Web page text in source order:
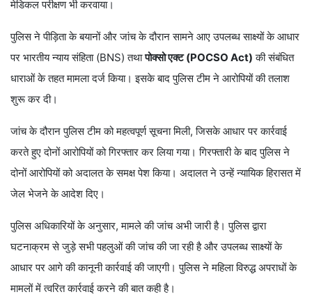
मेडिकल परीक्षण भी करवाया।
पुलिस ने पीड़िता के बयानों और जांच के दौरान सामने आए उपलब्ध साक्ष्यों के आधार
पर भारतीय न्याय संहिता (BNS) तथापोक्सो एक्ट (POCSO Act) की संबंधित
धाराओं के तहत मामला दर्ज किया। इसके बाद पुलिस टीम ने आरोपियों की तलाश
शुरू कर दी।
जांच के दौरान पुलिस टीम को महत्वपूर्ण सूचना मिली, जिसके आधार पर कार्रवाई
करते हुए दोनों आरोपियों को गिरफ्तार कर लिया गया। गिरफ्तारी के बाद पुलिस ने
दोनों आरोपियों को अदालत के समक्ष पेश किया। अदालत ने उन्हें न्यायिक हिरासत में
जेल भेजने के आदेश दिए।
पुलिस अधिकारियों के अनुसार, मामले की जांच अभी जारी है। पुलिस द्वारा
घटनाक्रम से जुड़े सभी पहलुओं की जांच की जा रही है और उपलब्ध साक्ष्यों के
आधार पर आगे की कानूनी कार्रवाई की जाएगी। पुलिस ने महिला विरुद्ध अपराधों के
मामलों में त्वरित कार्रवाई करने की बात कही है।